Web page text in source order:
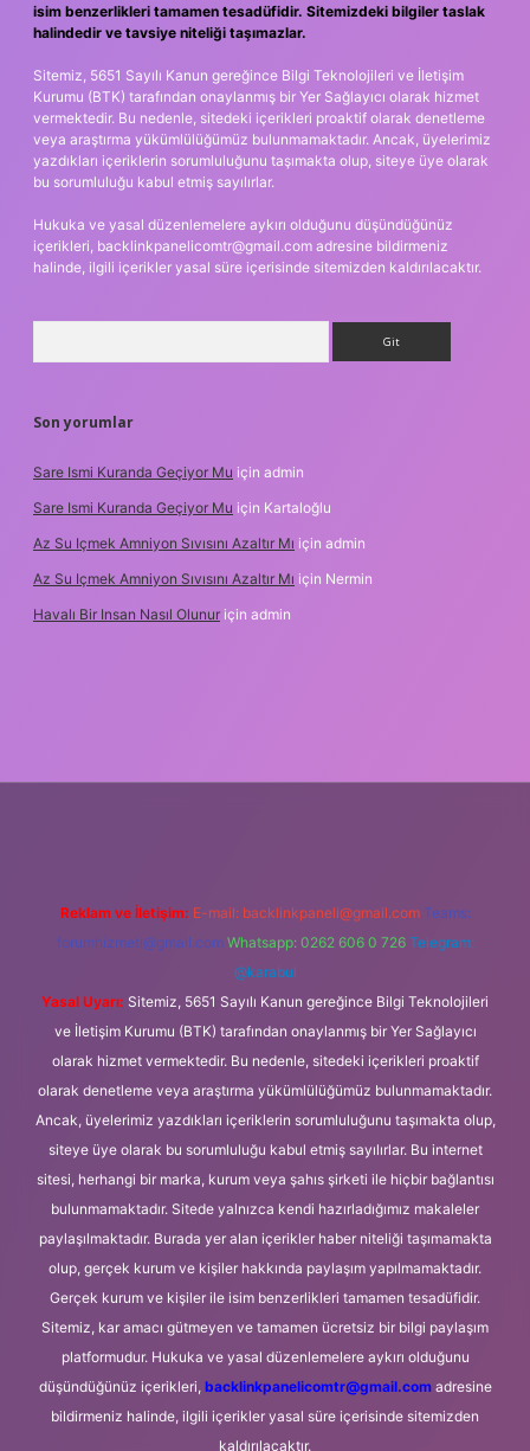
isim benzerlikleri tamamen tesadüfidir. Sitemizdeki bilgiler taslak
halindedir ve tavsiye niteliği taşımazlar.
Sitemiz, 5651 Sayılı Kanun gereğince Bilgi Teknolojileri ve İletişim
Kurumu (BTK) tarafından onaylanmış bir Yer Sağlayıcı olarak hizmet
vermektedir. Bu nedenle, sitedeki içerikleri proaktif olarak denetleme
veya araştırma yükümlülüğümüz bulunmamaktadır. Ancak, üyelerimiz
yazdıkları içeriklerin sorumluluğunu taşımakta olup, siteye üye olarak
bu sorumluluğu kabul etmiş sayılırlar.
Hukuka ve yasal düzenlemelere aykırı olduğunu düşündüğünüz
içerikleri, backlinkpanelicomtr@gmail.com adresine bildirmeniz
halinde, ilgili içerikler yasal süre içerisinde sitemizden kaldırılacaktır.
Son yorumlar
Sare Ismi Kuranda Geçiyor Mu için admin
Sare Ismi Kuranda Geçiyor Mu için Kartaloğlu
Az Su Içmek Amniyon Sıvısını Azaltır Mı için admin
Az Su Içmek Amniyon Sıvısını Azaltır Mı için Nermin
Havalı Bir Insan Nasıl Olunur için admin
Reklam ve İletişim: E-mail: backlinkpaneli@gmail.com Teams:
forumhizmeti@gmail.com Whatsapp: 0262 606 0 726 Telegram:
@karabul
Yasal Uyarı: Sitemiz, 5651 Sayılı Kanun gereğince Bilgi Teknolojileri
ve İletişim Kurumu (BTK) tarafından onaylanmış bir Yer Sağlayıcı
olarak hizmet vermektedir. Bu nedenle, sitedeki içerikleri proaktif
olarak denetleme veya araştırma yükümlülüğümüz bulunmamaktadır.
Ancak, üyelerimiz yazdıkları içeriklerin sorumluluğunu taşımakta olup,
siteye üye olarak bu sorumluluğu kabul etmiş sayılırlar. Bu internet
sitesi, herhangi bir marka, kurum veya şahıs şirketi ile hiçbir bağlantısı
bulunmamaktadır. Sitede yalnızca kendi hazırladığımız makaleler
paylaşılmaktadır. Burada yer alan içerikler haber niteliği taşımamakta
olup, gerçek kurum ve kişiler hakkında paylaşım yapılmamaktadır.
Gerçek kurum ve kişiler ile isim benzerlikleri tamamen tesadüfidir.
Sitemiz, kar amacı gütmeyen ve tamamen ücretsiz bir bilgi paylaşım
platformudur. Hukuka ve yasal düzenlemelere aykırı olduğunu
düşündüğünüz içerikleri, backlinkpanelicomtr@gmail.comadresine
bildirmeniz halinde, ilgili içerikler yasal süre içerisinde sitemizden
kaldırılacaktır.